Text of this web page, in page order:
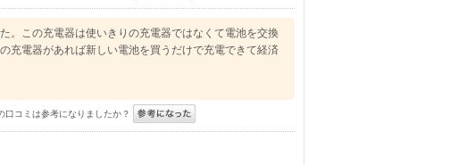
。この充電器は使いきりの充電器ではなくて電池を交換
充電器があれば新しい電池を買うだけで充電できて経済
コミは参考になりましたか？